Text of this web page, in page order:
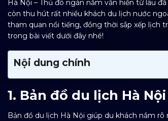
Hà Nội – Thủ đô ngàn năm văn hiến từ lâu
còn thu hút rất nhiều khách du lịch nước
tham quan nổi tiếng, đồng thời sắp xếp lịch
trong bài viết dưới đây nhé!
Nội dung chính
1. Bản đồ du lịch Hà
Bản đồ du lịch Hà Nội giúp du khách nắm